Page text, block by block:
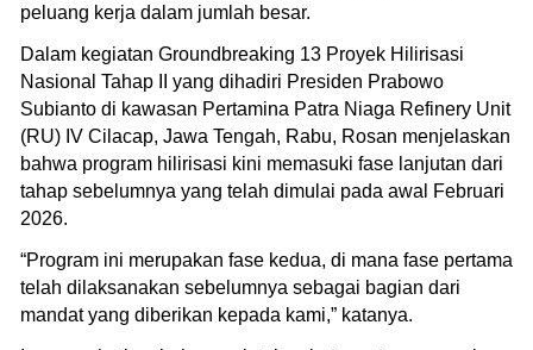
peluang kerja dalam jumlah besar.
Dalam kegiatan Groundbreaking 13 Proyek Hilirisasi
Nasional Tahap II yang dihadiri Presiden Prabowo
Subianto di kawasan Pertamina Patra Niaga Refinery Unit
(RU) IV Cilacap, Jawa Tengah, Rabu, Rosan menjelaskan
bahwa program hilirisasi kini memasuki fase lanjutan dari
tahap sebelumnya yang telah dimulai pada awal Februari
2026.
“Program ini merupakan fase kedua, di mana fase pertama
telah dilaksanakan sebelumnya sebagai bagian dari
mandat yang diberikan kepada kami,” katanya.